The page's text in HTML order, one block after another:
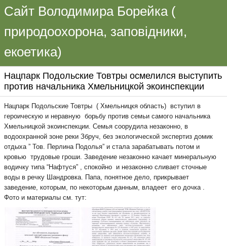
Сайт Володимира Борейка (
природоохорона, заповідники,
екоетика)
Нацпарк Подольские Товтры осмелился выступить
против начальника Хмельницкой экоинспекции
Нацпарк Подольские Товтры ( Хмельницкя область) вступил в
героическую и неравную борьбу против семьи самого начальника
Хмельницкой экоинспекции. Семья соорудила незаконно, в
водоохранной зоне реки Збруч, без экологической экспертиз домик
отдыха ” Тов. Перлина Подолья” и стала зарабатывать потом и
кровью трудовые гроши. Заведение незаконно качает минеральную
водичку типа “Нафтуся” , спокойно и незаконно сливает сточные
воды в речку Шандровка. Папа, понятное дело, прикрывает
заведение, которым, по некоторым данным, владеет его дочка .
Фото и материалы см. тут: